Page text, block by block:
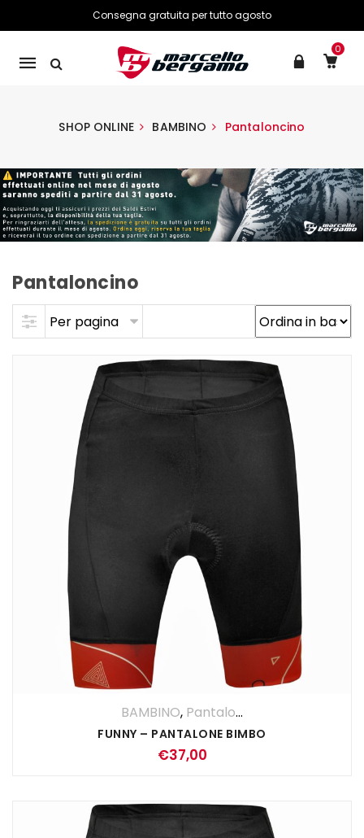
Consegna gratuita per tutto agosto
Mobile
0
SHOP ONLINE BAMBINO Pantaloncino
Skip to content
Pantaloncino
Per pagina
BAMBINO, Pantaloncino
FUNNY – PANTALONE BIMBO
€37,00